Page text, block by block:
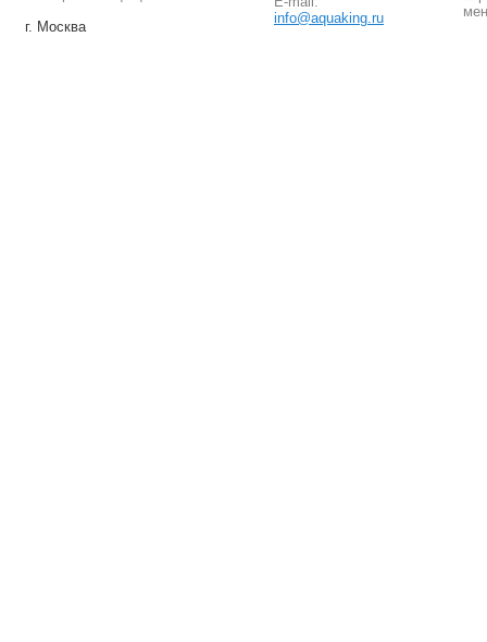
г. Москва
info@aquaking.ru